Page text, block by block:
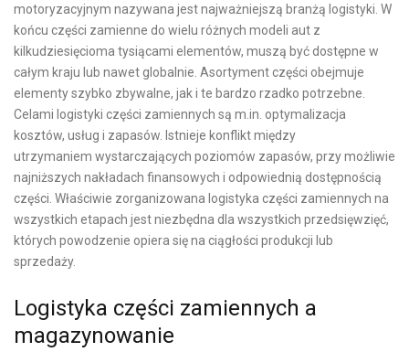
motoryzacyjnym nazywana jest najważniejszą branżą logistyki. W
końcu części zamienne do wielu różnych modeli aut z
kilkudziesięcioma tysiącami elementów, muszą być dostępne w
całym kraju lub nawet globalnie. Asortyment części obejmuje
elementy szybko zbywalne, jak i te bardzo rzadko potrzebne.
Celami logistyki części zamiennych są m.in. optymalizacja
kosztów, usług i zapasów. Istnieje konflikt między
utrzymaniem wystarczających poziomów zapasów, przy możliwie
najniższych nakładach finansowych i odpowiednią dostępnością
części. Właściwie zorganizowana logistyka części zamiennych na
wszystkich etapach jest niezbędna dla wszystkich przedsięwzięć,
których powodzenie opiera się na ciągłości produkcji lub
sprzedaży.
Logistyka części zamiennych a
magazynowanie